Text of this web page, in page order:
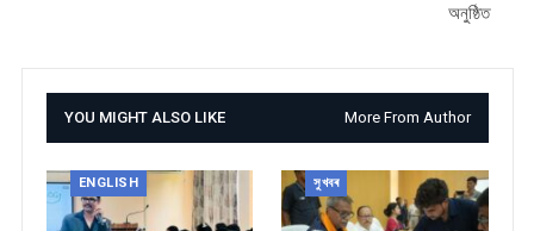
অনুষ্ঠিত
YOU MIGHT ALSO LIKE More From Author
ENGLISH সুখবৰ